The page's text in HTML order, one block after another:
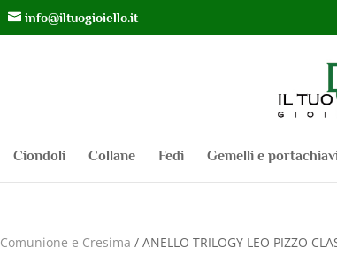
info@iltuogioiello.it
Ciondoli Collane Fedi Gemelli e
Comunione e Cresima / ANELLO TRILOGY LEO PIZZO